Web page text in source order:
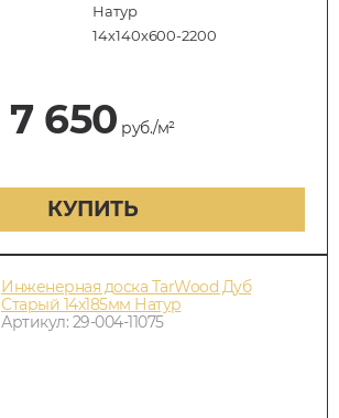
Натур
14х140х600-2200
7 650 руб./м²
КУПИТЬ
Инженерная доска TarWood Дуб
Старый 14х185мм Натур
Артикул: 29-004-11075